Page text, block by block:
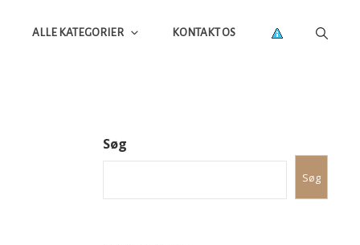
ALLE KATEGORIER KONTAKT OS
Søg
Søg